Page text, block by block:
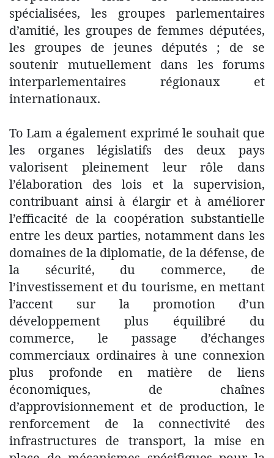
spécialisées, les groupes parlementaires
d’amitié, les groupes de femmes députées,
les groupes de jeunes députés ; de se
soutenir mutuellement dans les forums
interparlementaires régionaux et
internationaux.
To Lam a également exprimé le souhait que
les organes législatifs des deux pays
valorisent pleinement leur rôle dans
l’élaboration des lois et la supervision,
contribuant ainsi à élargir et à améliorer
l’efficacité de la coopération substantielle
entre les deux parties, notamment dans les
domaines de la diplomatie, de la défense, de
la sécurité, du commerce, de
l’investissement et du tourisme, en mettant
l’accent sur la promotion d’un
développement plus équilibré du
commerce, le passage d’échanges
commerciaux ordinaires à une connexion
plus profonde en matière de liens
économiques, de chaînes
d’approvisionnement et de production, le
renforcement de la connectivité des
infrastructures de transport, la mise en